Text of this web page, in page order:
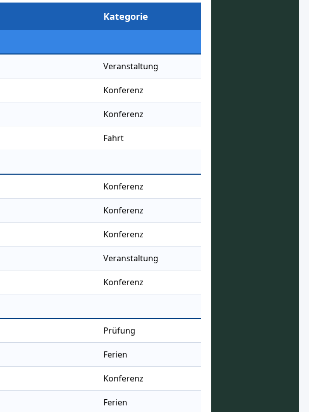
Kategorie
Veranstaltung
Konferenz
Konferenz
Fahrt
Konferenz
Konferenz
Konferenz
Veranstaltung
Konferenz
Prüfung
Ferien
Konferenz
Ferien